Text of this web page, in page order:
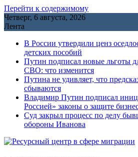
Перейти к содержимому
Четверг, 6 августа, 2026
Лента
В России утвердили ценз
детских пособий
Путин подписал новые льготы
СВО: что изменится
Путина не удивляет, что
сбываются
Владимир Путин подписал
Россией» законы о защите
Cуд закрыл процесс по делу
обороны Иванова